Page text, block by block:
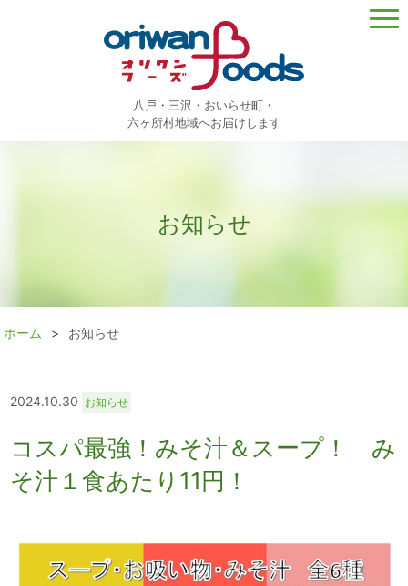
八戸・三沢・おいらせ町・
六ヶ所村地域へお届けします
お知らせ
ホーム お知らせ
2024.10.30 お知らせ
コスパ最強！みそ汁＆スープ！ み
そ汁１食あたり11円！